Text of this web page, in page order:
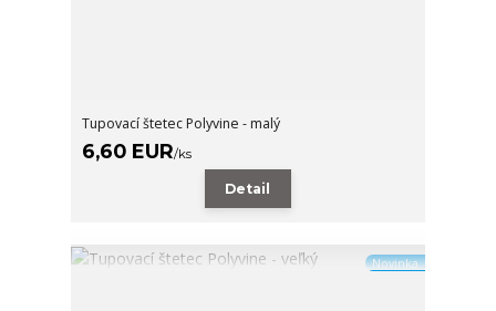
Tupovací štetec Polyvine - malý
6,60 EUR/ks
Detail
Novinka